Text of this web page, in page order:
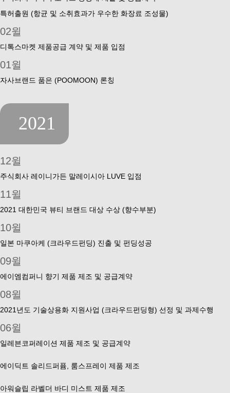
특허출원 (항균 및 소취효과가 우수한 화장료 조성물)
02윌
디톡스마켓 제품공급 계약 및 제품 입점
01윌
자사브랜드 품은 (POOMOON) 론칭
2021
12윌
주식회사 레이니가든 말레이시아 LUVE 입점
11윌
2021 대한민국 뷰티 브랜드 대상 수상 (향수부분)
10윌
일본 마쿠아케 (크라우드펀딩) 진출 및 펀딩성공
09윌
에이엠컴퍼니 향기 제품 제조 및 공급계약
08윌
2021년도 기술상용화 지원사업 (크라우드펀딩형) 선정 및 과제수행
06윌
일레븐코퍼레이션 제품 제조 및 공급계약
에이딕트 솔리드퍼퓸, 룸스프레이 제품 제조
아워슬립 라벨더 바디 미스트 제품 제조